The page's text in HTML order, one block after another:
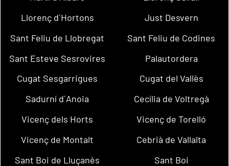
Llorenç d´Hortons
Just Desvern
Sant Feliu de Llobregat
Sant Feliu de Codines
Sant Esteve Sesrovires
Palautordera
Cugat Sesgarrigues
Cugat del Vallès
Sadurní d´Anoia
Cecília de Voltregà
Vicenç dels Horts
Vicenç de Torelló
Vicenç de Montalt
Cebrià de Vallalta
Sant Boi de Lluçanès
Sant Boi